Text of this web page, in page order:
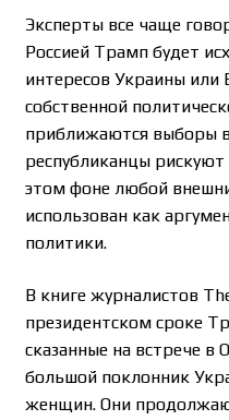
Эксперты все чаще
Россией Трамп будет
интересов Украины или
собственной
приближаются выборы в
республиканцы
этом фоне любой
использован как
политики.
В книге журналистов
президентском сроке
сказанные на встрече в
большой поклонник
женщин. Они